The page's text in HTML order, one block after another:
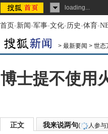
loading...
首页-新闻-军事-文化-历史-体育-
> 最新要闻 > 世态
博士提不使用
正文 我来说两句( 人参与)